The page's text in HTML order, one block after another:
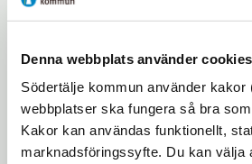
Denna webbplats använder cookies
Södertälje kommun använder
webbplatser ska fungera så bra
Kakor kan användas funktionellt,
marknadsföringssyfte. Du kan välja
självständighetsdag
lokala politiker
musikevenemang
Vi vill veta om det är så att
Informationsbladet i